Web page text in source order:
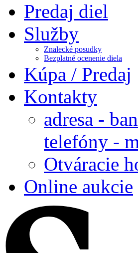
Predaj diel
Služby
Znalecké posudky
Bezplatné ocenenie diela
Kúpa / Predaj
Kontakty
adresa -
telefóny -
Otváracie
Online aukcie